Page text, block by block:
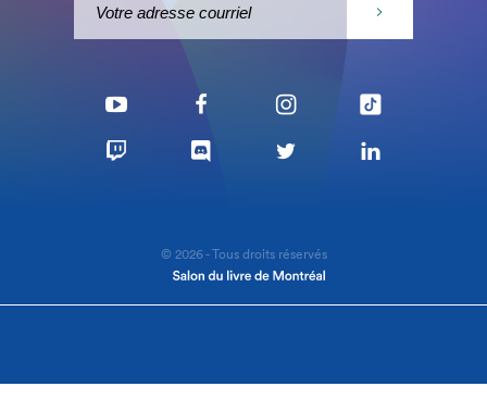
© 2026 - Tous droits réservés